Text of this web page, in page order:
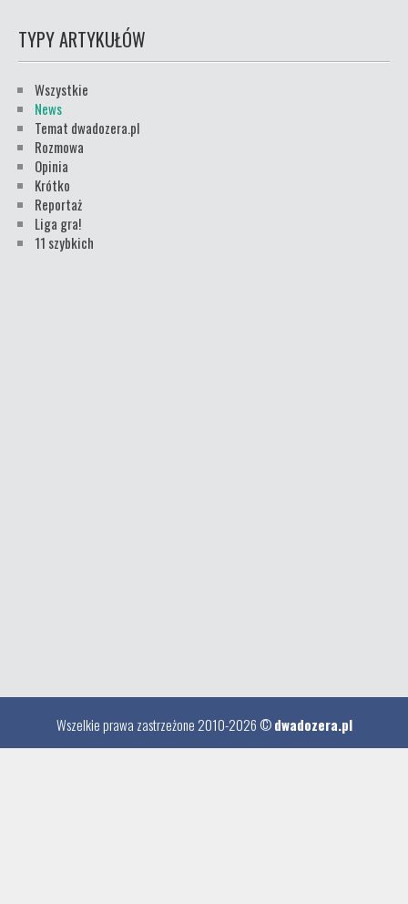
TYPY ARTYKUŁÓW
Wszystkie
News
Temat dwadozera.pl
Rozmowa
Opinia
Krótko
Reportaż
Liga gra!
11 szybkich
Wszelkie prawa zastrzeżone 2010-2026 ©dwadozera.pl